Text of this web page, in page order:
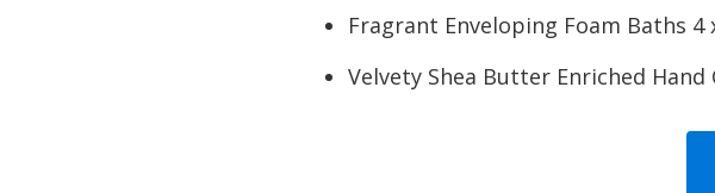
Fragrant Enveloping Foam Baths 4
Velvety Shea Butter Enriched Hand